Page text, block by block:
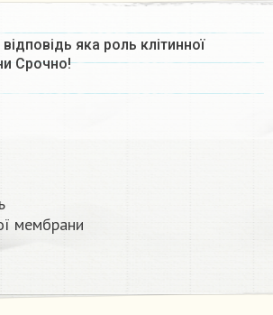
яка роль клітинної
Срочно!​
мембрани